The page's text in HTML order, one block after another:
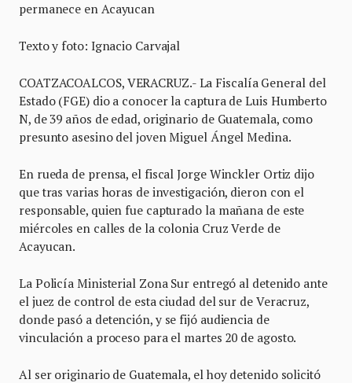
permanece en Acayucan
Texto y foto: Ignacio Carvajal
COATZACOALCOS, VERACRUZ.- La Fiscalía General del
Estado (FGE) dio a conocer la captura de Luis Humberto
N, de 39 años de edad, originario de Guatemala, como
presunto asesino del joven Miguel Ángel Medina.
En rueda de prensa, el fiscal Jorge Winckler Ortiz dijo
que tras varias horas de investigación, dieron con el
responsable, quien fue capturado la mañana de este
miércoles en calles de la colonia Cruz Verde de
Acayucan.
La Policía Ministerial Zona Sur entregó al detenido ante
el juez de control de esta ciudad del sur de Veracruz,
donde pasó a detención, y se fijó audiencia de
vinculación a proceso para el martes 20 de agosto.
Al ser originario de Guatemala, el hoy detenido solicitó